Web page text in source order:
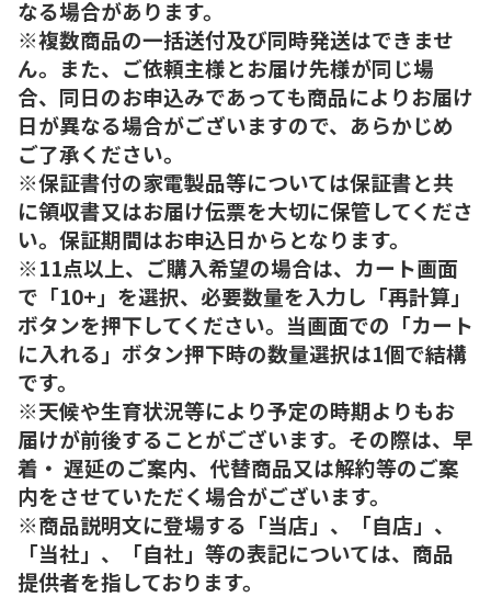
なる場合があります。
※複数商品の一括送付及び同時発送はできませ
ん。また、ご依頼主様とお届け先様が同じ場
合、同日のお申込みであっても商品によりお届け
日が異なる場合がございますので、あらかじめ
ご了承ください。
※保証書付の家電製品等については保証書と共
に領収書又はお届け伝票を大切に保管してくださ
い。保証期間はお申込日からとなります。
※11点以上、ご購入希望の場合は、カート画面
で「10+」を選択、必要数量を入力し「再計算」
ボタンを押下してください。当画面での「カート
に入れる」ボタン押下時の数量選択は1個で結構
です。
※天候や生育状況等により予定の時期よりもお
届けが前後することがございます。その際は、早
着・ 遅延のご案内、代替商品又は解約等のご案
内をさせていただく場合がございます。
※商品説明文に登場する「当店」、「自店」、
「当社」、「自社」等の表記については、商品
提供者を指しております。